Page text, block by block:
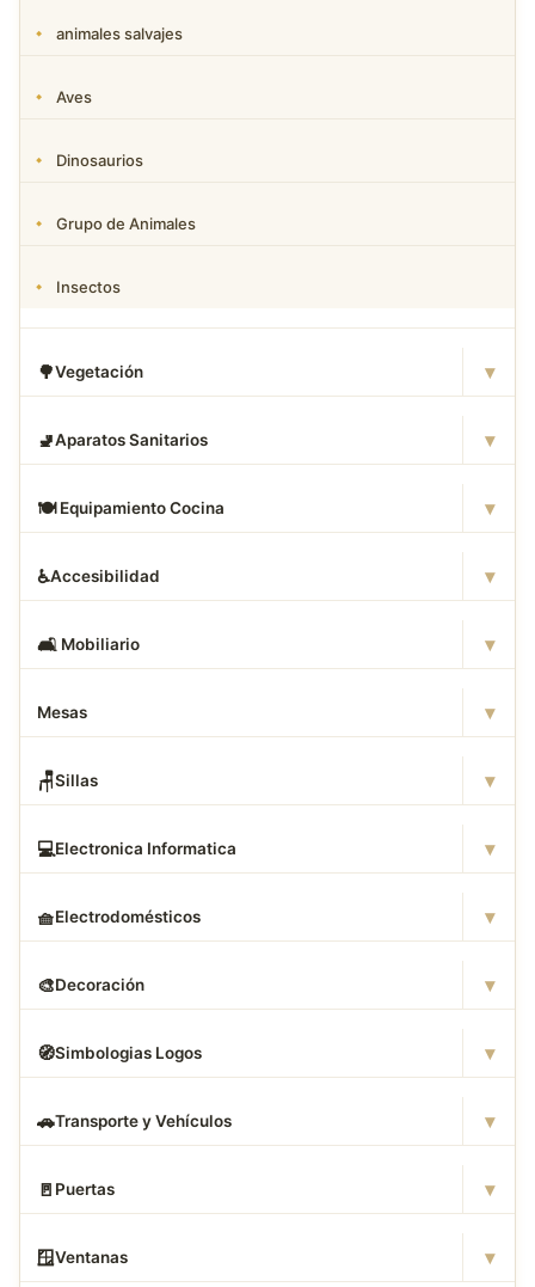
animales salvajes
Aves
Dinosaurios
Grupo de Animales
Insectos
🌳Vegetación ▾
🚽Aparatos Sanitarios ▾
🍽️ Equipamiento Cocina ▾
♿Accesibilidad ▾
🛋 ️ Mobiliario ▾
Mesas ▾
🪑Sillas ▾
💻Electronica Informatica ▾
🧺Electrodomésticos ▾
🎨Decoración ▾
🧭Simbologias Logos ▾
🚗Transporte y Vehículos ▾
🚪 Puertas ▾
🪟Ventanas ▾